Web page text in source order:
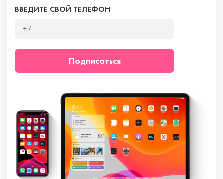
ВВЕДИТЕ СВОЙ ТЕЛЕФОН:
Подписаться